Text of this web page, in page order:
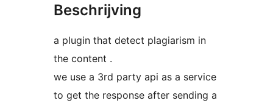
Beschrijving
a plugin that detect plagiarism in
the content .
we use a 3rd party api as a service
to get the response after sending a